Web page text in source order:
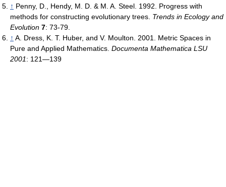
↑ Penny, D., Hendy, M. D. & M. A. Steel. 1992. Progress with
methods for constructing evolutionary trees. Trends in Ecology and
Evolution 7: 73-79.
↑ A. Dress, K. T. Huber, and V. Moulton. 2001. Metric Spaces in
Pure and Applied Mathematics. Documenta Mathematica LSU
2001: 121—139